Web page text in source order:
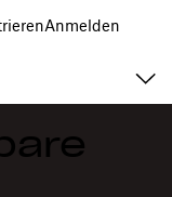
Anmelden